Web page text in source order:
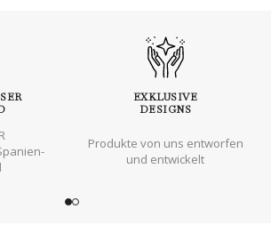
EXKLUSIVE
DESIGNS
Produkte von uns entworfen
und entwickelt